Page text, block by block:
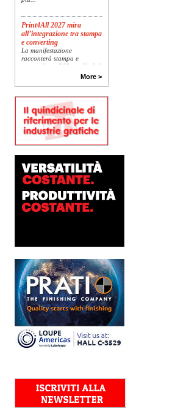
Print4All 2027 mira
all’integrazione tra stampa
e converting
La manifestazione
racconterà stampa e
converting a 360 gradi: dal
applicazioni industriali, fino
alla visual communication.
Platinum Technologies
presenta SIGNATURE
Flatbed
Dopo anni di ricerca,
esigenze produttive del
mercato, Platinum
Technologies, centro
europeo di ricerca e...
Torraspapel adottano il
brand Polyedra per
identificare l’attività di
distribuzione in Italia,
Spagna, Francia e...
Kolor+Service e T&K
acquisiscono Tecnologie
Grafiche
L’intesa porta nel Gruppo
l’esperienza di...
Assemblea Acimga:
More >